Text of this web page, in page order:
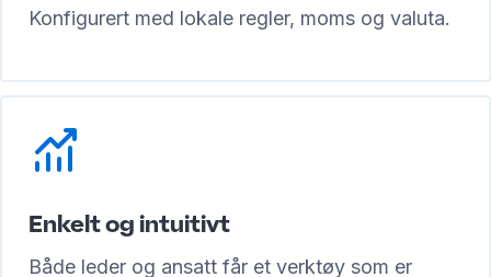
Konfigurert med lokale regler, moms og valuta.
Enkelt og intuitivt
Både leder og ansatt får et verktøy som er